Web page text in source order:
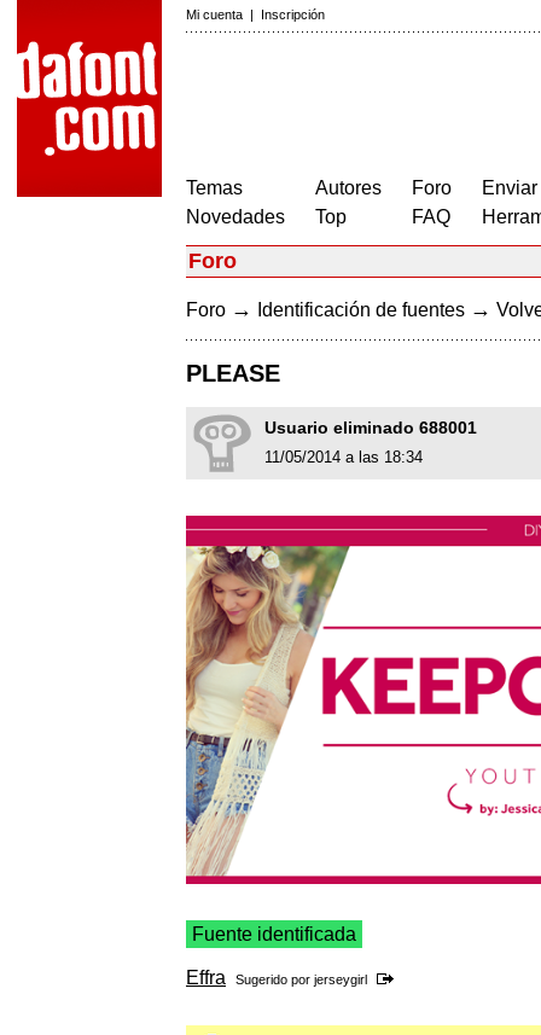
Mi cuenta | Inscripción
Temas
Novedades
Autores
Top
Foro
FAQ
Foro
Foro → Identificación de fuentes →
PLEASE
Usuario eliminado 688001
11/05/2014 a las 18:34
Fuente identificada
Effra Sugerido por jerseygirl